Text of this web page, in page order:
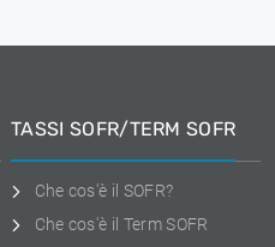
TASSI SOFR/TERM SOFR
Che cos'è il SOFR?
Che cos'è il Term SOFR